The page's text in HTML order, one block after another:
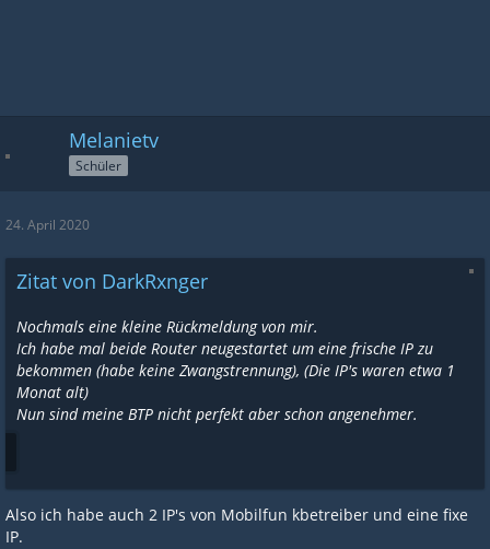
Melanietv
Schüler
24. April 2020
Zitat von DarkRxnger
Nochmals eine kleine Rückmeldung von mir.
Ich habe mal beide Router neugestartet um eine frische IP zu
bekommen (habe keine Zwangstrennung), (Die IP's waren etwa 1
Monat alt)
Nun sind meine BTP nicht perfekt aber schon angenehmer.
Also ich habe auch 2 IP's von Mobilfun kbetreiber und eine fixe
IP.